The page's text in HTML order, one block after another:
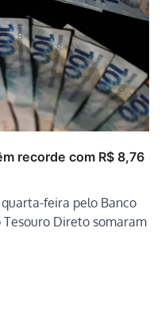
recorde com R$ 8,76
feira pelo Banco
Tesouro Direto somaram